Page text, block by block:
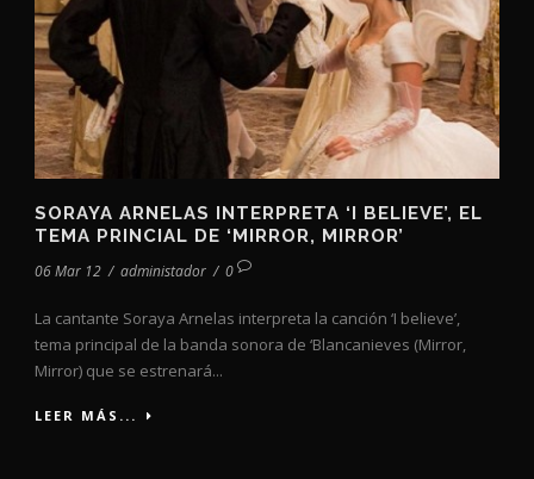
SORAYA ARNELAS INTERPRETA ‘I BELIEVE’, EL
TEMA PRINCIAL DE ‘MIRROR, MIRROR’
06 Mar 12 / administador / 0
La cantante Soraya Arnelas interpreta la canción ‘I believe’,
tema principal de la banda sonora de ‘Blancanieves (Mirror,
Mirror) que se estrenará...
LEER MÁS...